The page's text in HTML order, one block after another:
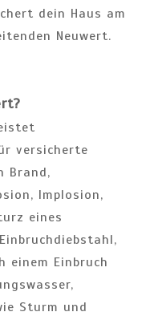
dein Haus am
Neuwert.
versicherte
Brand,
Implosion,
eines
einem Einbruch
Sturm und